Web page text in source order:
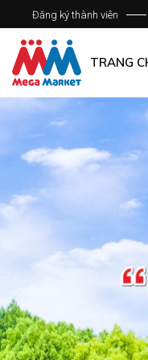
Đăng ký thành viên
TRANG